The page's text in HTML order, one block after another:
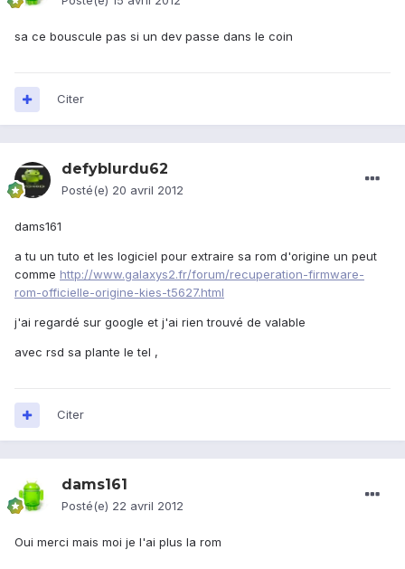
sa ce bouscule pas si un dev passe dans le coin
Citer
defyblurdu62
Posté(e) 20 avril 2012
dams161
a tu un tuto et les logiciel pour extraire sa rom d'origine un peut
comme http://www.galaxys2.fr/forum/recuperation-firmware-
rom-officielle-origine-kies-t5627.html
j'ai regardé sur google et j'ai rien trouvé de valable
avec rsd sa plante le tel ,
Citer
dams161
Posté(e) 22 avril 2012
Oui merci mais moi je l'ai plus la rom